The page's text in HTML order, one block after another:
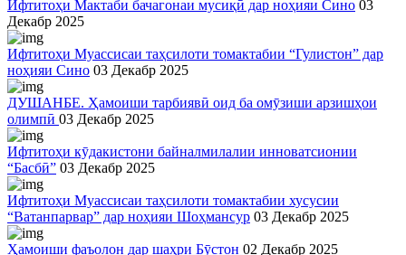
Ифтитоҳи Мактаби бачагонаи мусиқӣ дар ноҳияи Сино 03
Декабр 2025
Ифтитоҳи Муассисаи таҳсилоти томактабии “Гулистон” дар
ноҳияи Сино 03 Декабр 2025
ДУШАНБЕ. Ҳамоиши тарбиявӣ оид ба омӯзиши арзишҳои
олимпӣ 03 Декабр 2025
Ифтитоҳи кӯдакистони байналмилалии инноватсионии
“Басбӣ” 03 Декабр 2025
Ифтитоҳи Муассисаи таҳсилоти томактабии хусусии
“Ватанпарвар” дар ноҳияи Шоҳмансур 03 Декабр 2025
Ҳамоиши фаъолон дар шаҳри Бӯстон 02 Декабр 2025